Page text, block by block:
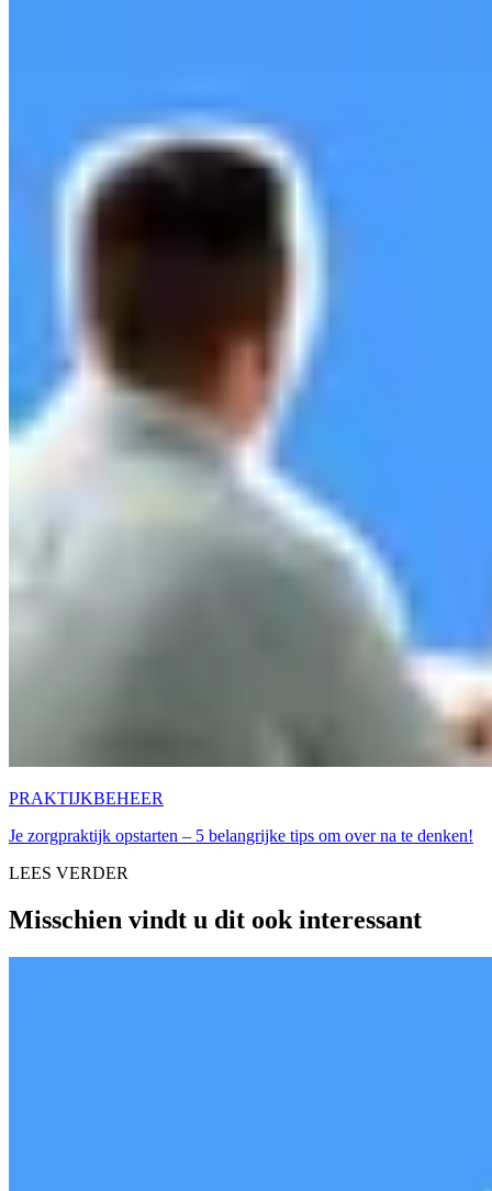
PRAKTIJKBEHEER
Je zorgpraktijk opstarten – 5 belangrijke tips om over na te denken!
LEES VERDER
Misschien vindt u dit ook interessant